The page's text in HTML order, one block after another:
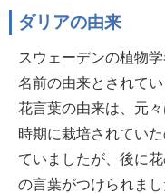
ダリアの由来
スウェーデンの植物
名前の由来とされてい
花言葉の由来は、元
時期に栽培されてい
ていましたが、後に
の言葉がつけられまし